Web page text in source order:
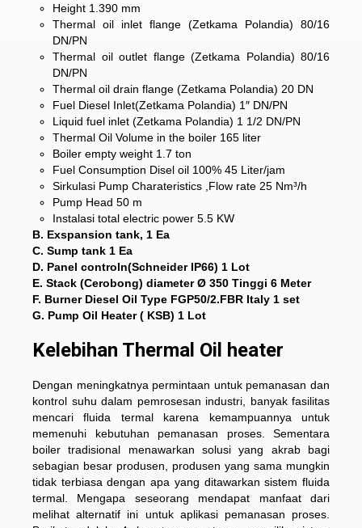
Height 1.390 mm
Thermal oil inlet flange (Zetkama Polandia) 80/16
DN/PN
Thermal oil outlet flange (Zetkama Polandia) 80/16
DN/PN
Thermal oil drain flange (Zetkama Polandia) 20 DN
Fuel Diesel Inlet(Zetkama Polandia) 1″ DN/PN
Liquid fuel inlet (Zetkama Polandia) 1 1/2 DN/PN
Thermal Oil Volume in the boiler 165 liter
Boiler empty weight 1.7 ton
Fuel Consumption Disel oil 100% 45 Liter/jam
Sirkulasi Pump Charateristics ,Flow rate 25 Nm³/h
Pump Head 50 m
Instalasi total electric power 5.5 KW
B. Exspansion tank, 1 Ea
C. Sump tank 1 Ea
D. Panel controln(Schneider IP66) 1 Lot
E. Stack (Cerobong) diameter Ø 350 Tinggi 6 Meter
F. Burner Diesel Oil Type FGP50/2.FBR Italy 1 set
G. Pump Oil Heater ( KSB) 1 Lot
Kelebihan Thermal Oil heater
Dengan meningkatnya permintaan untuk pemanasan dan
kontrol suhu dalam pemrosesan industri, banyak fasilitas
mencari fluida termal karena kemampuannya untuk
memenuhi kebutuhan pemanasan proses. Sementara
boiler tradisional menawarkan solusi yang akrab bagi
sebagian besar produsen, produsen yang sama mungkin
tidak terbiasa dengan apa yang ditawarkan sistem fluida
termal. Mengapa seseorang mendapat manfaat dari
melihat alternatif ini untuk aplikasi pemanasan proses.